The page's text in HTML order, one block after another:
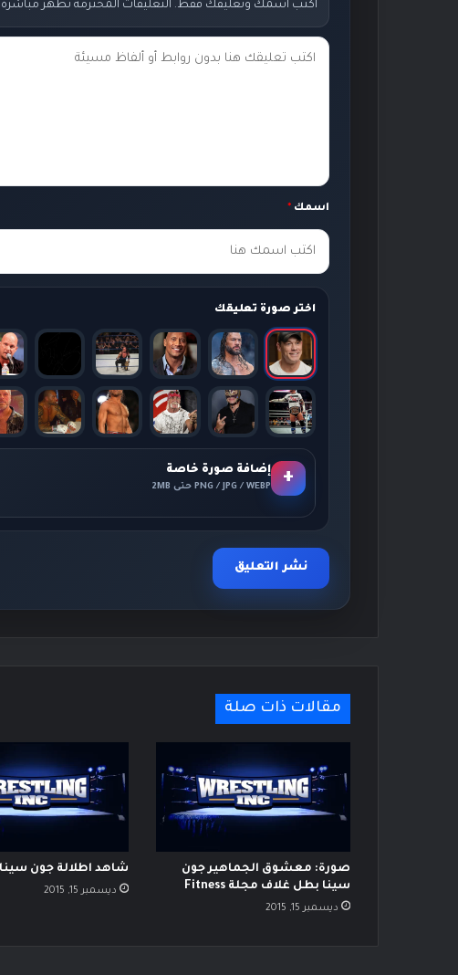
اكتب اسمك وتعليقك فقط. التعليقات المحترمة تظهر مباشرة،
ت
ك
اسمك *
اختر صورة تعليقك
+ إضافة صورة خاصة
PNG / JPG / WEBP حتى 2MB
مقالات ذات صلة
صورة: معشوق الجماهير جون
سينا بطل غلاف مجلة Fitness
ديسمبر 15, 2015
شاهد اطلالة جون سينا
ديسمبر 15, 2015